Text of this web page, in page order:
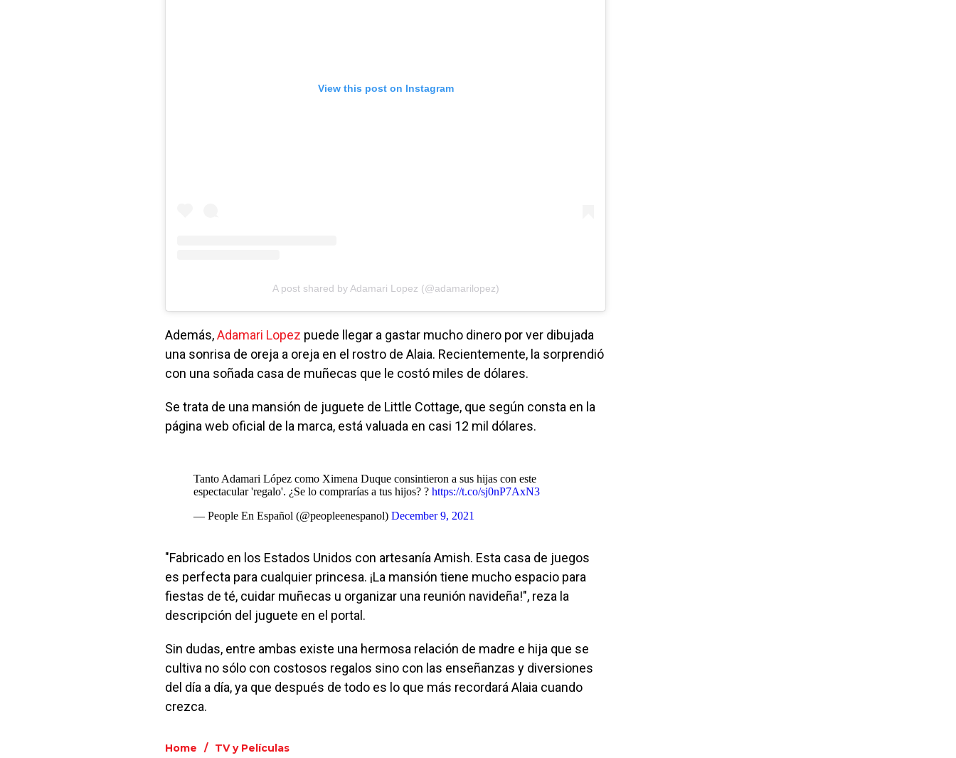
View this post on Instagram
A post shared by Adamari Lopez (@adamarilopez)
Además,Adamari Lopez puede llegar a gastar mucho dinero por ver dibujada
una sonrisa de oreja a oreja en el rostro de Alaia. Recientemente, la sorprendió
con una soñada casa de muñecas que le costó miles de dólares.
Se trata de una mansión de juguete de Little Cottage, que según consta en la
página web oficial de la marca, está valuada en casi 12 mil dólares.
Tanto Adamari López como Ximena Duque consintieron a sus hijas con este
espectacular 'regalo'. ¿Se lo comprarías a tus hijos? ? https://t.co/sj0nP7AxN3
— People En Español (@peopleenespanol) December 9, 2021
"Fabricado en los Estados Unidos con artesanía Amish. Esta casa de juegos
es perfecta para cualquier princesa. ¡La mansión tiene mucho espacio para
fiestas de té, cuidar muñecas u organizar una reunión navideña!", reza la
descripción del juguete en el portal.
Sin dudas, entre ambas existe una hermosa relación de madre e hija que se
cultiva no sólo con costosos regalos sino con las enseñanzas y diversiones
del día a día, ya que después de todo es lo que más recordará Alaia cuando
crezca.
Home / TV y Películas